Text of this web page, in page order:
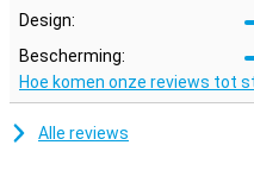
Design:
Bescherming:
Hoe komen onze reviews tot
Alle reviews